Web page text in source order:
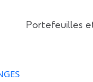
Portefeuilles